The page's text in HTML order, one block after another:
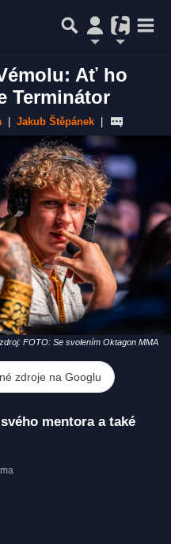
Ať ho
Terminátor
Jakub Štěpánek
zdroj: FOTO: Se svolením Oktagon MMA
zdroje na Googlu
mentora a také